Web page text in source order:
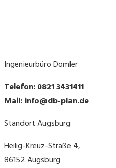
Ingenieurbüro Domler
Telefon: 0821 3431411
Mail: info@db-plan.de
Standort Augsburg
Heilig-Kreuz-Straße 4,
86152 Augsburg